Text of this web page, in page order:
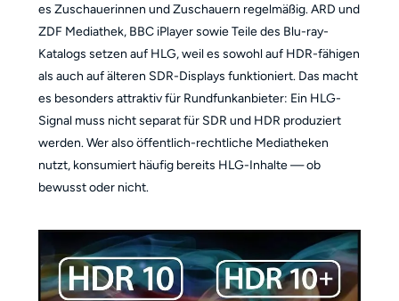
es Zuschauerinnen und Zuschauern regelmäßig. ARD und
ZDF Mediathek, BBC iPlayer sowie Teile des Blu-ray-
Katalogs setzen auf HLG, weil es sowohl auf HDR-fähigen
als auch auf älteren SDR-Displays funktioniert. Das macht
es besonders attraktiv für Rundfunkanbieter: Ein HLG-
Signal muss nicht separat für SDR und HDR produziert
werden. Wer also öffentlich-rechtliche Mediatheken
nutzt, konsumiert häufig bereits HLG-Inhalte — ob
bewusst oder nicht.